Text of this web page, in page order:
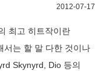
2012-07-17
최고 히트작이란
서는 할 말 다한 것이나
Skynyrd, Dio 등의